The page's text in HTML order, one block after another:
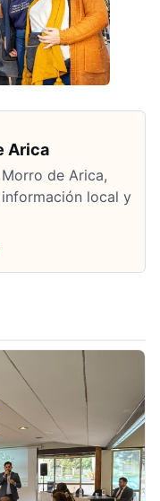
Arica
de Arica,
local y